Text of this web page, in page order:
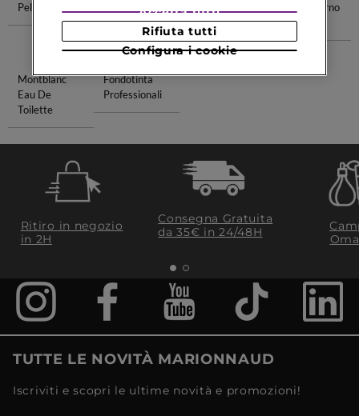
Pelle Irritata
Donna
Facciale
Crema Giorno
Spf 50
Montblanc
Eau De
Toilette
Fondotinta
Professionali
Ritiro in negozio
in 2H
Consegna Gratuita
da 35€​ in 24/48H
TUTTE LE NOVITÀ MARIONNAUD
Iscriviti e scopri le ultime novità e promozioni!
Configura i cookie
Rifiuta tutti
Accetta tutti